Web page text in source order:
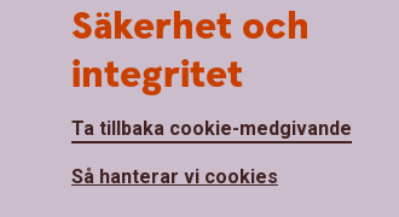
Säkerhet och
integritet
Ta tillbaka cookie-medgivande
Så hanterar vi cookies